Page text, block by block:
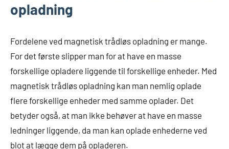
opladning
Fordelene ved magnetisk trådløs opladning er mange.
For det første slipper man for at have en masse
forskellige opladere liggende til forskellige enheder. Med
magnetisk trådløs opladning kan man nemlig oplade
flere forskellige enheder med samme oplader. Det
betyder også, at man ikke behøver at have en masse
ledninger liggende, da man kan oplade enhederne ved
blot at lægge dem på opladeren.